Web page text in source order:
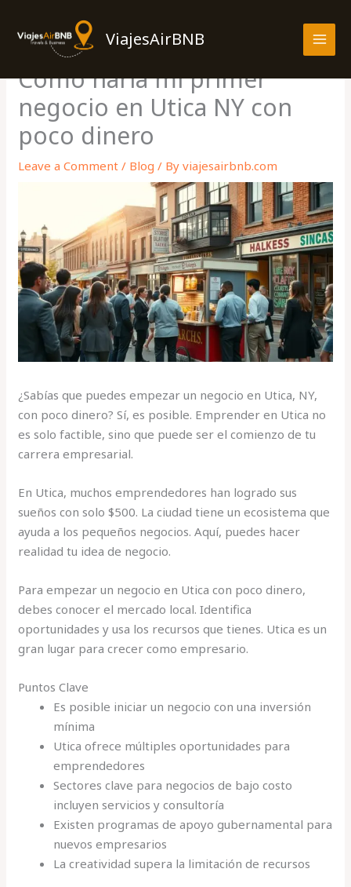
content
ViajesAirBNB
Cómo haría mi primer
negocio en Utica NY con
poco dinero
Leave a Comment / Blog / Byviajesairbnb.com
¿Sabías que puedes empezar un negocio en Utica, NY,
con poco dinero? Sí, es posible. Emprender en Utica no
es solo factible, sino que puede ser el comienzo de tu
carrera empresarial.
En Utica, muchos emprendedores han logrado sus
sueños con solo $500. La ciudad tiene un ecosistema que
ayuda a los pequeños negocios. Aquí, puedes hacer
realidad tu idea de negocio.
Para empezar un negocio en Utica con poco dinero,
debes conocer el mercado local. Identifica
oportunidades y usa los recursos que tienes. Utica es un
gran lugar para crecer como empresario.
Puntos Clave
Es posible iniciar un negocio con una inversión
mínima
Utica ofrece múltiples oportunidades para
emprendedores
Sectores clave para negocios de bajo costo
incluyen servicios y consultoría
Existen programas de apoyo gubernamental para
nuevos empresarios
La creatividad supera la limitación de recursos